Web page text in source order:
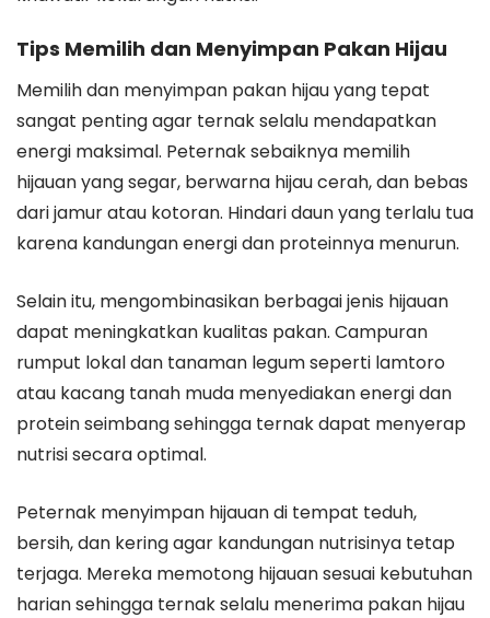
Tips Memilih dan Menyimpan Pakan Hijau
Memilih dan menyimpan pakan hijau yang tepat
sangat penting agar ternak selalu mendapatkan
energi maksimal. Peternak sebaiknya memilih
hijauan yang segar, berwarna hijau cerah, dan bebas
dari jamur atau kotoran. Hindari daun yang terlalu tua
karena kandungan energi dan proteinnya menurun.
Selain itu, mengombinasikan berbagai jenis hijauan
dapat meningkatkan kualitas pakan. Campuran
rumput lokal dan tanaman legum seperti lamtoro
atau kacang tanah muda menyediakan energi dan
protein seimbang sehingga ternak dapat menyerap
nutrisi secara optimal.
Peternak menyimpan hijauan di tempat teduh,
bersih, dan kering agar kandungan nutrisinya tetap
terjaga. Mereka memotong hijauan sesuai kebutuhan
harian sehingga ternak selalu menerima pakan hijau